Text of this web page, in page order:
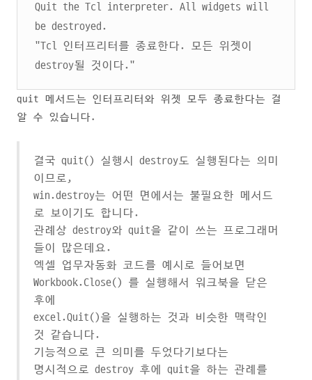
Quit the Tcl interpreter. All widgets will
be destroyed.
"Tcl 인터프리터를 종료한다. 모든 위젯이
destroy될 것이다."
quit 메서드는 인터프리터와 위젯 모두 종료한다는 걸
알 수 있습니다.
결국 quit() 실행시 destroy도 실행된다는 의미
이므로,
win.destroy는 어떤 면에서는 불필요한 메서드
로 보이기도 합니다.
관례상 destroy와 quit을 같이 쓰는 프로그래머
들이 많은데요.
엑셀 업무자동화 코드를 예시로 들어보면
Workbook.Close() 를 실행해서 워크북을 닫은
후에
excel.Quit()을 실행하는 것과 비슷한 맥락인
것 같습니다.
기능적으로 큰 의미를 두었다기보다는
명시적으로 destroy 후에 quit을 하는 관례를